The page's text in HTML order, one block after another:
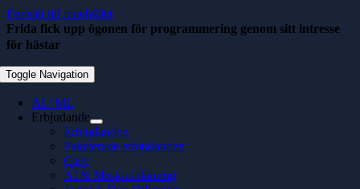
Fortsätt till innehållet
Toggle Navigation
AI / ML
Erbjudande
Erbjudanden
Paketerade erbjudanden
Case
AI & Maskininlärning
Frida fick upp ögonen för programmering genom sitt intresse
för hästar
maj 19, 2021